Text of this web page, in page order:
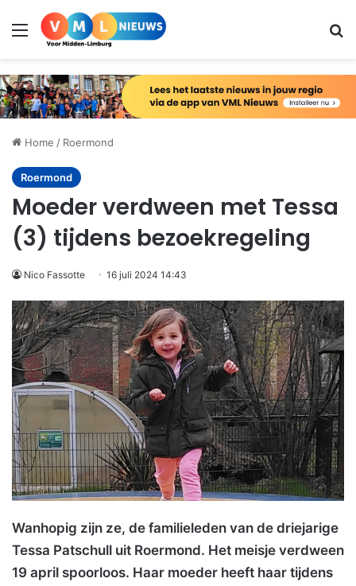
Menu
Home / Roermond
Roermond
Moeder verdween met Tessa
(3) tijdens bezoekregeling
Nico Fassotte 16 juli 2024 14:43
Wanhopig zijn ze, de familieleden van de driejarige
Tessa Patschull uit Roermond. Het meisje verdween
19 april spoorloos. Haar moeder heeft haar tijdens